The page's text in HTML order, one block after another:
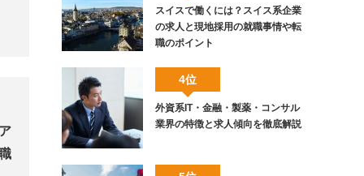
スイスで働くには？スイス系企業
の求人と現地採用の就職事情や転
職のポイント
4位
外資系IT・金融・製薬・コンサル
業界の特徴と求人傾向を徹底解説